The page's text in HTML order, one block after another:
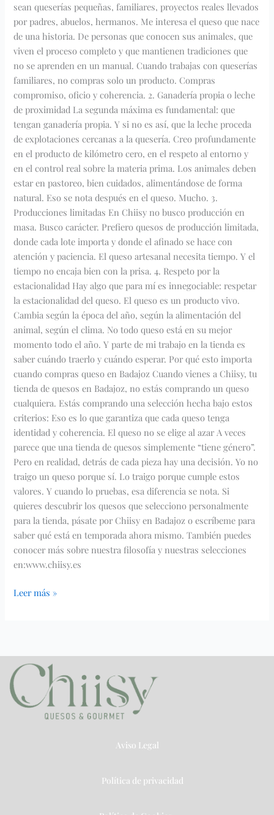
sean queserías pequeñas, familiares, proyectos reales llevados
por padres, abuelos, hermanos. Me interesa el queso que nace
de una historia. De personas que conocen sus animales, que
viven el proceso completo y que mantienen tradiciones que
no se aprenden en un manual. Cuando trabajas con queserías
familiares, no compras solo un producto. Compras
compromiso, oficio y coherencia. 2. Ganadería propia o leche
de proximidad La segunda máxima es fundamental: que
tengan ganadería propia. Y si no es así, que la leche proceda
de explotaciones cercanas a la quesería. Creo profundamente
en el producto de kilómetro cero, en el respeto al entorno y
en el control real sobre la materia prima. Los animales deben
estar en pastoreo, bien cuidados, alimentándose de forma
natural. Eso se nota después en el queso. Mucho. 3.
Producciones limitadas En Chiisy no busco producción en
masa. Busco carácter. Prefiero quesos de producción limitada,
donde cada lote importa y donde el afinado se hace con
atención y paciencia. El queso artesanal necesita tiempo. Y el
tiempo no encaja bien con la prisa. 4. Respeto por la
estacionalidad Hay algo que para mí es innegociable: respetar
la estacionalidad del queso. El queso es un producto vivo.
Cambia según la época del año, según la alimentación del
animal, según el clima. No todo queso está en su mejor
momento todo el año. Y parte de mi trabajo en la tienda es
saber cuándo traerlo y cuándo esperar. Por qué esto importa
cuando compras queso en Badajoz Cuando vienes a Chiisy, tu
tienda de quesos en Badajoz, no estás comprando un queso
cualquiera. Estás comprando una selección hecha bajo estos
criterios: Eso es lo que garantiza que cada queso tenga
identidad y coherencia. El queso no se elige al azar A veces
parece que una tienda de quesos simplemente “tiene género”.
Pero en realidad, detrás de cada pieza hay una decisión. Yo no
traigo un queso porque sí. Lo traigo porque cumple estos
valores. Y cuando lo pruebas, esa diferencia se nota. Si
quieres descubrir los quesos que selecciono personalmente
para la tienda, pásate por Chiisy en Badajoz o escríbeme para
saber qué está en temporada ahora mismo. También puedes
conocer más sobre nuestra filosofía y nuestras selecciones
en:www.chiisy.es
Leer más »
Aviso Legal
Política de privacidad